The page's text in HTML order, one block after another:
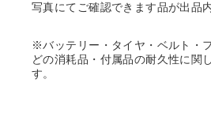
写真にてご確認できます品が出品
※バッテリー・タイヤ・ベルト・
どの消耗品・付属品の耐久性に関
す。